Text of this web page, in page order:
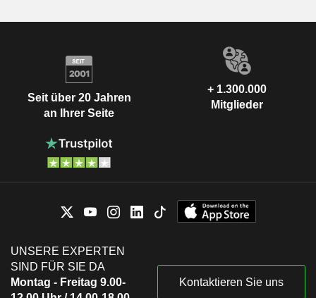
Seit über 20 Jahren
an Ihrer Seite
+ 1.300.000
Mitglieder
UNSERE EXPERTEN
SIND FÜR SIE DA
Montag - Freitag 9.00-
Kontaktieren Sie uns